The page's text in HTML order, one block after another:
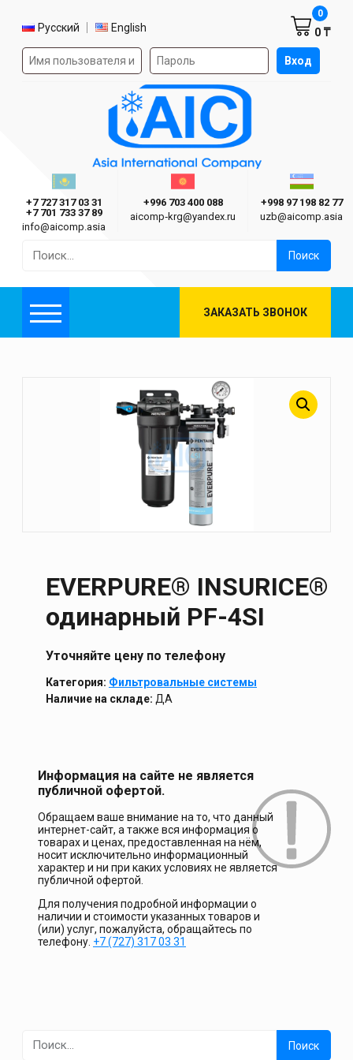
Выбор языка
Русский English
Форма авторизации на сайте Вход
0 ₸
0
Asia International Company
Казахстан г. Алматы
+7 727 317 03 31
+7 701 733 37 89
info@aicomp.asia
Киргизия г. Бишкек
+996 703 400 088
aicomp‑krg@yandex.ru
+998 97 198 82 77
uzb@aicomp.asia
Меню ЗАКАЗАТЬ ЗВОНОК
EVERPURE® INSURICE®
одинарный PF-4SI
Уточняйте цену по телефону
Категория: Фильтровальные системы
Наличие на складе: ДА
Информация на сайте не является
публичной офертой.
Обращаем ваше внимание на то, что данный
интернет-сайт, а также вся информация о
товарах и ценах, предоставленная на нём,
носит исключительно информационный
характер и ни при каких условиях не является
публичной офертой.
Для получения подробной информации о
наличии и стоимости указанных товаров и
(или) услуг, пожалуйста, обращайтесь по
телефону. +7 (727) 317 03 31
Найти: